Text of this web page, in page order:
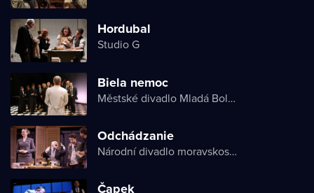
Hordubal
Studio G
Biela nemoc
Městské divadlo Mladá Boleslav
Odchádzanie
Národní divadlo moravskoslezské
Čapek